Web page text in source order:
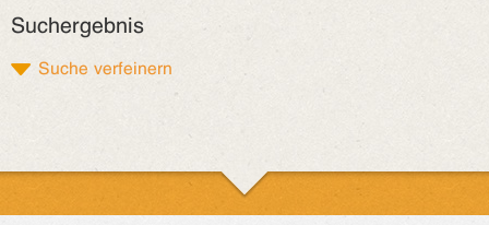
Suchergebnis
Suche verfeinern